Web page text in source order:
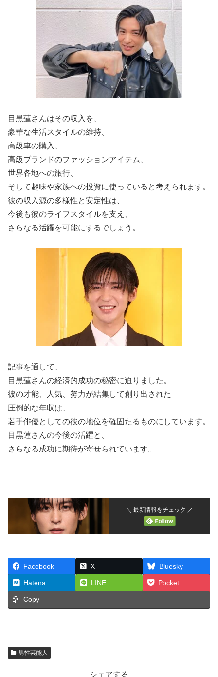
目黒蓮さんはその収入を、
豪華な生活スタイルの維持、
高級車の購入、
高級ブランドのファッションアイテム、
世界各地への旅行、
そして趣味や家族への投資に使っていると考えられます。
彼の収入源の多様性と安定性は、
今後も彼のライフスタイルを支え、
さらなる活躍を可能にするでしょう。
記事を通して、
目黒蓮さんの経済的成功の秘密に迫りました。
彼の才能、人気、努力が結集して創り出された
圧倒的な年収は、
若手俳優としての彼の地位を確固たるものにしています。
目黒蓮さんの今後の活躍と、
さらなる成功に期待が寄せられています。
＼ 最新情報をチェック ／
Facebook X Bluesky
Hatena LINE Pocket
Copy
男性芸能人
シェアする